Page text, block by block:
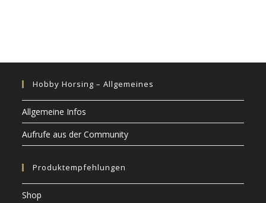
Hobby Horsing – Allgemeines
Allgemeine Infos
Aufrufe aus der Community
Produktempfehlungen
Shop